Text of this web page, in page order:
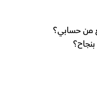
من حسابي؟